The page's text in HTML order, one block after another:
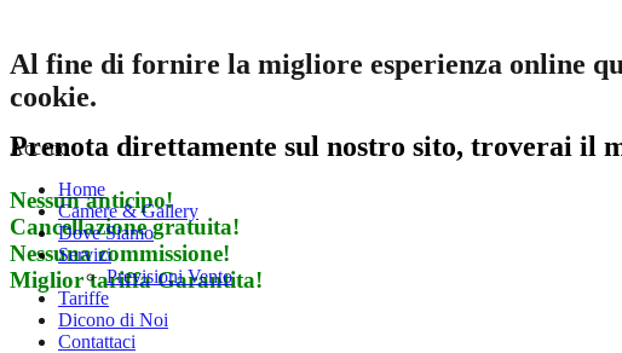
Al fine di fornire la migliore esperienza online
cookie.
Accetto
Home
Camere & Gallery
Dove Siamo
Servizi
Previsioni Vento
Tariffe
Dicono di Noi
Contattaci
Prenota direttamente sul nostro sito, troverai il
Nessun anticipo!
Cancellazione gratuita!
Nessuna commissione!
Miglior tariffa Garantita!